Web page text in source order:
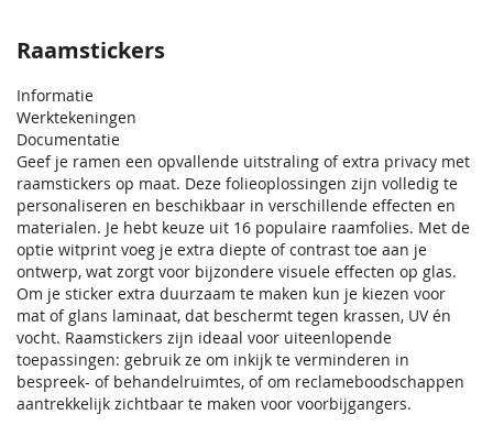
Raamstickers
Informatie
Werktekeningen
Documentatie
Geef je ramen een opvallende uitstraling of extra privacy met
raamstickers op maat. Deze folieoplossingen zijn volledig te
personaliseren en beschikbaar in verschillende effecten en
materialen. Je hebt keuze uit 16 populaire raamfolies. Met de
optie witprint voeg je extra diepte of contrast toe aan je
ontwerp, wat zorgt voor bijzondere visuele effecten op glas.
Om je sticker extra duurzaam te maken kun je kiezen voor
mat of glans laminaat, dat beschermt tegen krassen, UV én
vocht. Raamstickers zijn ideaal voor uiteenlopende
toepassingen: gebruik ze om inkijk te verminderen in
bespreek- of behandelruimtes, of om reclameboodschappen
aantrekkelijk zichtbaar te maken voor voorbijgangers.